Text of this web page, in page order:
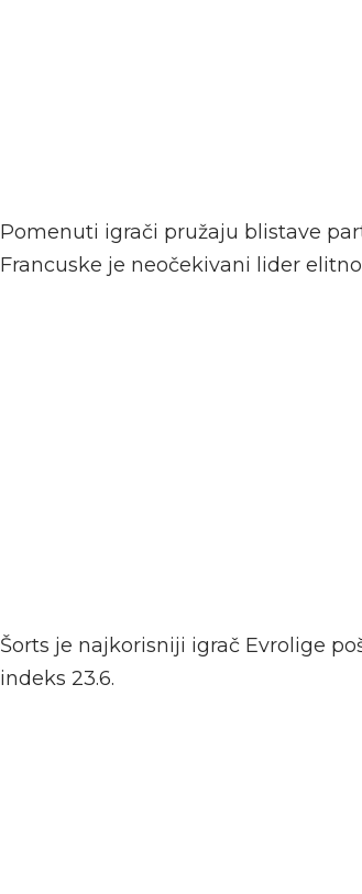
Pomenuti igrači pružaju blistave
Francuske je neočekivani lider
Šorts je najkorisniji igrač Evrolige
indeks 23.6.